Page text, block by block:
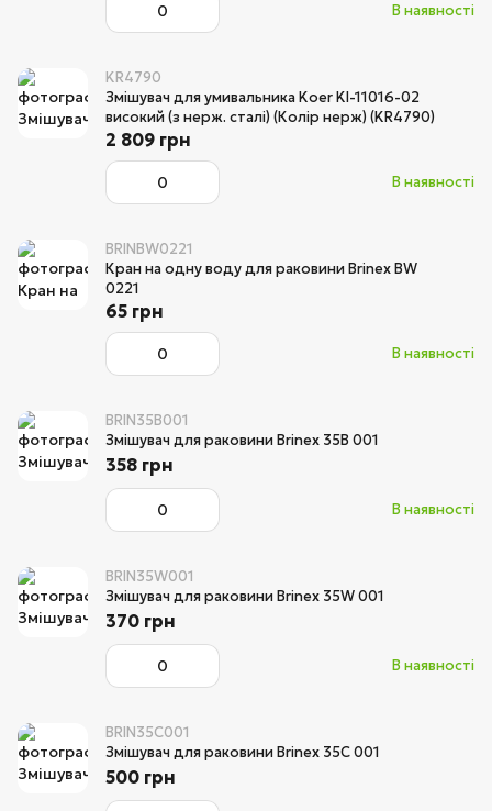
В наявності
KR4790
Змішувач для умивальника Koer KI-11016-02
високий (з нерж. сталі) (Колір нерж) (KR4790)
В наявності
2 809 грн
BRINBW0221
Кран на одну воду для раковини Brinex BW
0221
В наявності
65 грн
BRIN35B001
Змішувач для раковини Brinex 35B 001
В наявності
358 грн
BRIN35W001
Змішувач для раковини Brinex 35W 001
В наявності
370 грн
BRIN35C001
Змішувач для раковини Brinex 35С 001
500 грн